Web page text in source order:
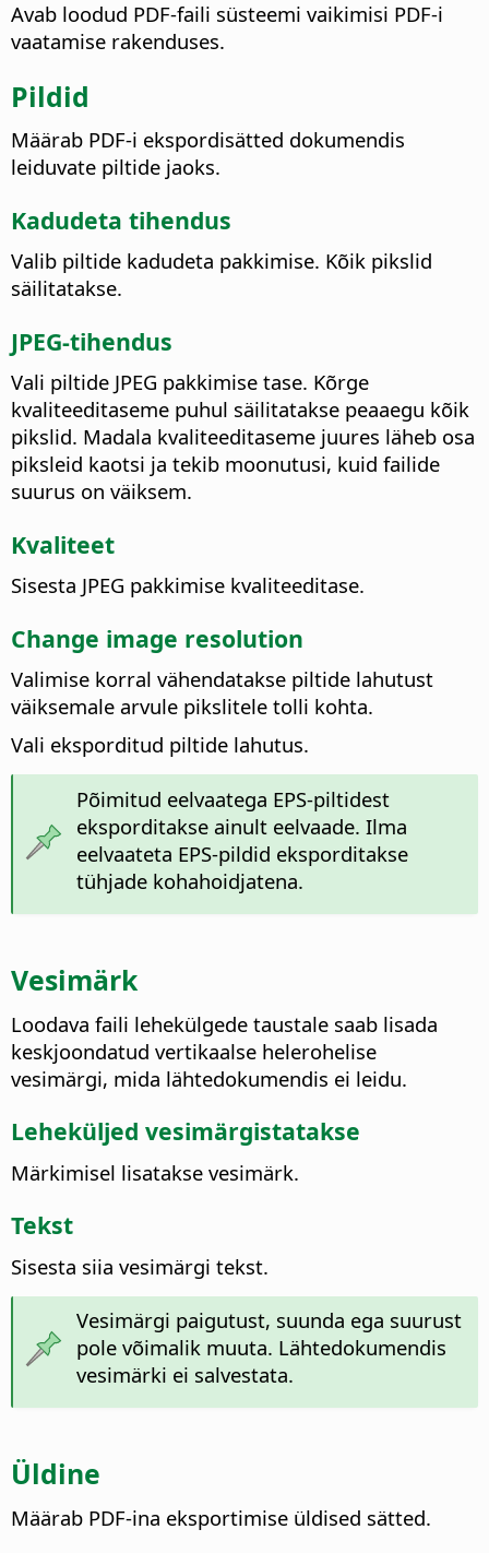
Avab loodud PDF-faili süsteemi vaikimisi PDF-i
vaatamise rakenduses.
Pildid
Määrab PDF-i ekspordisätted dokumendis
leiduvate piltide jaoks.
Kadudeta tihendus
Valib piltide kadudeta pakkimise. Kõik pikslid
säilitatakse.
JPEG-tihendus
Vali piltide JPEG pakkimise tase. Kõrge
kvaliteeditaseme puhul säilitatakse peaaegu kõik
pikslid. Madala kvaliteeditaseme juures läheb osa
piksleid kaotsi ja tekib moonutusi, kuid failide
suurus on väiksem.
Kvaliteet
Sisesta JPEG pakkimise kvaliteeditase.
Change image resolution
Valimise korral vähendatakse piltide lahutust
väiksemale arvule pikslitele tolli kohta.
Vali eksporditud piltide lahutus.
Põimitud eelvaatega EPS-piltidest
eksporditakse ainult eelvaade. Ilma
eelvaateta EPS-pildid eksporditakse
tühjade kohahoidjatena.
Vesimärk
Loodava faili lehekülgede taustale saab lisada
keskjoondatud vertikaalse helerohelise
vesimärgi, mida lähtedokumendis ei leidu.
Leheküljed vesimärgistatakse
Märkimisel lisatakse vesimärk.
Tekst
Sisesta siia vesimärgi tekst.
Vesimärgi paigutust, suunda ega suurust
pole võimalik muuta. Lähtedokumendis
vesimärki ei salvestata.
Üldine
Määrab PDF-ina eksportimise üldised sätted.